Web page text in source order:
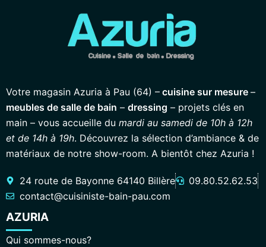
Votre magasin Azuria à Pau (64) – cuisine sur mesure –
meubles de salle de bain – dressing – projets clés en
main – vous accueille du mardi au samedi de 10h à 12h
et de 14h à 19h. Découvrez la sélection d’ambiance & de
matériaux de notre show-room. A bientôt chez Azuria !
24 route de Bayonne 64140 Billère
09.80.52.62.53
contact@cuisiniste-bain-pau.com
AZURIA
Qui sommes-nous?